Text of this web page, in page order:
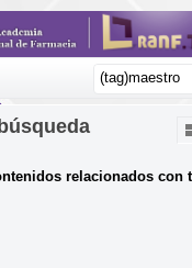
relacionados con